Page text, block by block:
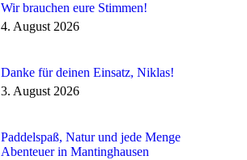
Wir brauchen eure Stimmen!
4. August 2026
Danke für deinen Einsatz, Niklas!
3. August 2026
Paddelspaß, Natur und jede Menge
Abenteuer in Mantinghausen